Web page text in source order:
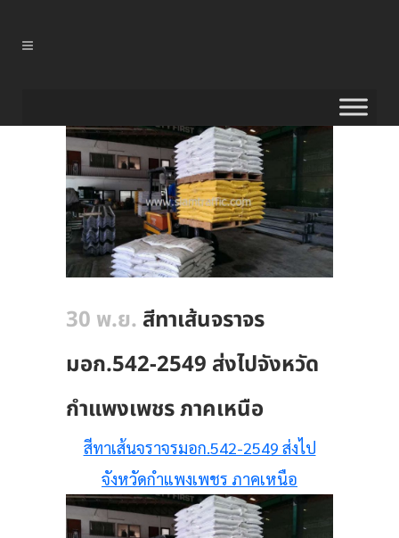
30 พ.ย. สีทาเส้นจราจร
มอก.542-2549 ส่งไปจังหวัด
กำแพงเพชร ภาคเหนือ
สีทาเส้นจราจรมอก.542-2549 ส่งไป
จังหวัดกำแพงเพชร ภาคเหนือ